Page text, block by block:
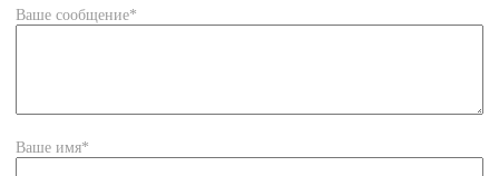
Ваше сообщение*
Ваше имя*